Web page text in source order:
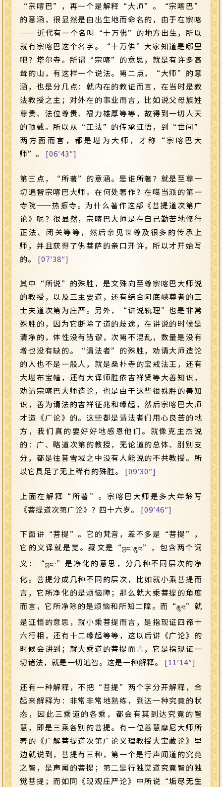
“宗喀巴”，再一个是解释“大师”。“宗喀巴”
的意涵，很显然是由出生地而命名的，由于在宗喀
—— 近代有一个名叫“十万佛”的地方出生，所以
就有宗喀巴这个名字。“十万佛”大家知道是哪里
吧？塔尔寺。所谓“宗喀”的意思，就是有许多高
耸的山，有这样一个说法。第二点，“大师”的意
涵，也是分几点：就内在的教证而言，在当时是教
法教授之主；对外在的事业而言，比如说父母族姓
尊贵、法位尊贵、福力雄厚等等，故得到一切人天
的顶戴。所以从“正法”的传承证悟，到“世间”
两方面而言，都是堪为大师，才称“宗喀巴大
师”。 [06′43″]
第三点，“所著”的意涵。是谁所著？就是至尊一
切遍智宗喀巴大师。在何处著作？在噶当派的第一
寺院——热振寺。为什么著作这部《菩提道次第广
论》呢？很显然，宗喀巴大师是在自己勤苦地修行
正法、闭关等等，然后亲见世尊及很多的传承上
师，并且获得了佛菩萨的亲口开许，所以才开始写
的。 [07′38″]
其中“所说”的殊胜，是文殊向至尊宗喀巴大师说
的教授，以及三主要道，还有结合阿底峡尊者的三
士夫道次第为庄严。另外，“讲说轨理”也是非常
殊胜的，因为它断除了道的歧途，在讲说的时候是
清净的，体性没有错谬，次第不混乱，数量是没有
增也没有缺的。“请法者”的殊胜，劝请大师造论
的人也不是一般人，就是桑朴寺的宝戒法王，还有
大堪布宝幢，还有大译师胜依吉祥贤等大善知识，
劝请宗喀巴大师造论，也是由于这些很殊胜的善知
识，善为请法的吉祥征兆和缘起，然后宗喀巴大师
才造《广论》的。这些都是请法者们用心良苦的地
方，我们真的要好好地感恩他们。就像克主杰说
的：广、略道次第的教授，无论道的总体、别别支
分，都是往昔雪域之中没有人能说的不共教授。所
以它具足了无上稀有的殊胜。 [09′30″]
上面在解释“所著”。宗喀巴大师是多大年龄写
《菩提道次第广论》？四十六岁。 [09′46″]
下面讲“菩提”。它的梵音，差不多是“菩提”，
它的义译就是觉。藏文是“བྱང་ཆུབ”，包含两个词
义：“བྱང་”是净化的意思，分几种不同层次的净
化。菩提分成几种不同的层次，比如就小乘菩提而
言，它所净化的是烦恼障；那么就大乘菩提的角度
而言，它所净除的是烦恼和所知二障。而“ཆུབ”就
是证悟的意思，就小乘菩提而言，是指现证四谛十
六行相，还有十二缘起等等，这以后讲《广论》的
时候会讲到；就大乘道的菩提而言，它是指现证一
切诸法，就是一切遍智。这是一种解释。 [11′14″]
还有一种解释，不把“菩提”两个字分开解释，合
起来解释为：非常非常地熟练，到达一种究竟的状
态，因此三乘道的各乘，都会有其到达究竟的智
慧，即是三乘各别的菩提。有一位善慧摩尼大师所
著的《广解菩提道次第广论义理教授大宝藏论》里
边就说到，菩提有三种，第一个是行声闻道的究竟
之智，是声闻的菩提；第二是行独觉道究竟智的独
觉菩提；而如同《现观庄严论》中所说“垢尽无生